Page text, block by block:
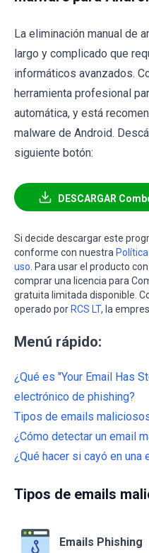
La eliminación manual de
largo y complicado que
informáticos avanzados.
herramienta profesional
automática, y está
malware de Android.
siguiente botón:
DESCARGAR
Si decide descargar este
conforme con nuestra
uso . Para usar el producto
comprar una licencia para
gratuita limitada disponible.
operado por RCS LT, la
Menú rápido:
¿Qué es "Your Email Has
electrónico de phishing?
Tipos de emails
¿Cómo detectar un email
¿Qué hacer si cayó en una
Tipos de emails
Emails Phishing